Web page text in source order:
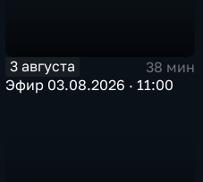
3 августа
38 мин
Эфир 03.08.2026 · 11:00